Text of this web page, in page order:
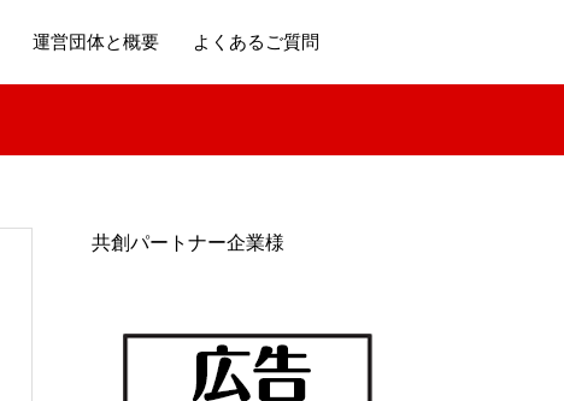
運営団体と概要 よくあるご質問
共創パートナー企業様